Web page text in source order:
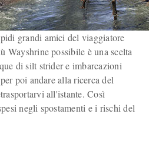
grandi amici del viaggiatore
Wayshrine possibile è una scelta
di silt strider e imbarcazioni
poi andare alla ricerca del
all'istante. Così
negli spostamenti e i rischi del